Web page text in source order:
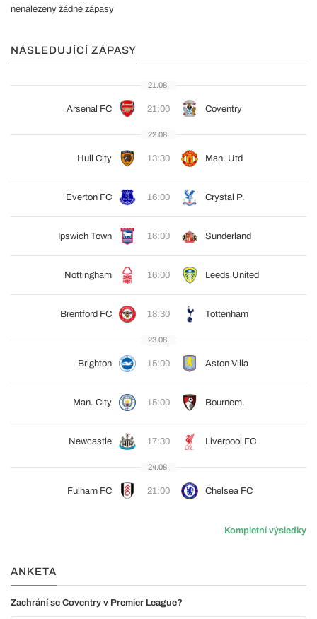
nenalezeny žádné zápasy
NÁSLEDUJÍCÍ ZÁPASY
21.08.
Arsenal FC 21:00 Coventry
22.08.
Hull City 13:30 Man. Utd
Everton FC 16:00 Crystal P.
Ipswich Town 16:00 Sunderland
Nottingham 16:00 Leeds United
Brentford FC 18:30 Tottenham
23.08.
Brighton 15:00 Aston Villa
Man. City 15:00 Bournem.
Newcastle 17:30 Liverpool FC
24.08.
Fulham FC 21:00 Chelsea FC
Kompletní výsledky
ANKETA
Zachrání se Coventry v Premier League?